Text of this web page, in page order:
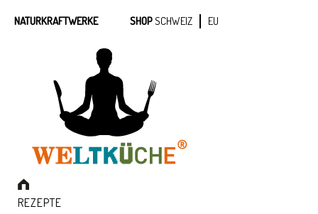
NATURKRAFTWERKE SHOPSCHWEIZ EU
REZEPTE